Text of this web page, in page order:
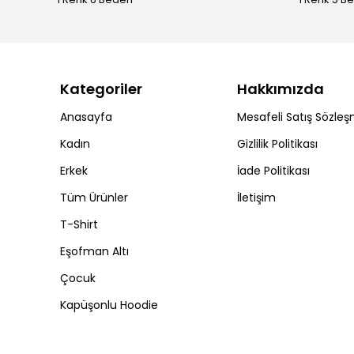
Kategoriler
Anasayfa
Kadın
Erkek
Tüm Ürünler
T-Shirt
Eşofman Altı
Çocuk
Kapüşonlu Hoodie
Hakkımızda
Mesafeli Satış
Gizlilik Politikası
İade Politikası
İletişim